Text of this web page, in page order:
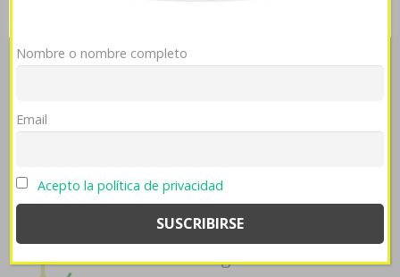
LA FARMACIA
su medicación, asesorándole si es necesario.
Formulación Magistral
Nombre o nombre completo
Email
Acepto la política de privacidad